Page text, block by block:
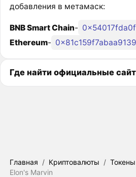
добавления в метамаск:
BNB Smart Chain-
Ethereum-
Где найти официальные
Главная / Криптовалюты /
Elon's Marvin